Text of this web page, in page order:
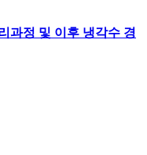
과정 및 이후 냉각수 경